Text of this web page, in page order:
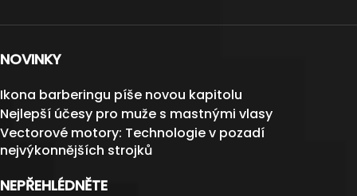
NOVINKY
Ikona barberingu píše novou kapitolu
Nejlepší účesy pro muže s mastnými vlasy
Vectorové motory: Technologie v pozadí
nejvýkonnějších strojků
NEPŘEHLÉDNĚTE